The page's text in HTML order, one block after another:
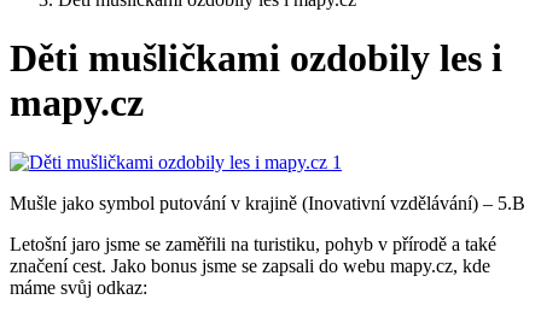
Děti mušličkami ozdobily les i
mapy.cz
Mušle jako symbol putování v krajině (Inovativní vzdělávání) – 5.B
Letošní jaro jsme se zaměřili na turistiku, pohyb v přírodě a také
značení cest. Jako bonus jsme se zapsali do webu mapy.cz, kde
máme svůj odkaz: